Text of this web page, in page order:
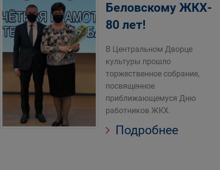
Беловскому ЖКХ-
80 лет!
В Центральном Дворце
культуры прошло
торжественное собрание,
посвященное
приближающемуся Дню
работников ЖКХ.
Подробнее